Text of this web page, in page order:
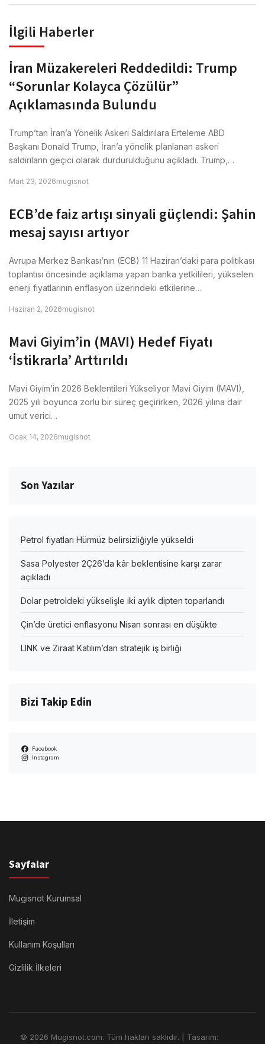
İlgili Haberler
İran Müzakereleri Reddedildi: Trump
“Sorunlar Kolayca Çözülür”
Açıklamasında Bulundu
Trump’tan İran’a Yönelik Askeri Saldırılara Erteleme ABD
Başkanı Donald Trump, İran’a yönelik planlanan askeri
saldırıların geçici olarak durdurulduğunu açıkladı. Trump,…
Mart 23, 2026mugisnot
ECB’de faiz artışı sinyali güçlendi: Şahin
mesaj sayısı artıyor
Avrupa Merkez Bankası’nın (ECB) 11 Haziran’daki para politikası
toplantısı öncesinde açıklama yapan banka yetkilileri, yükselen
enerji fiyatlarının enflasyon üzerindeki etkilerine…
Haziran 2, 2026mugisnot
Mavi Giyim’in (MAVI) Hedef Fiyatı
‘İstikrarla’ Arttırıldı
Mavi Giyim’in 2026 Beklentileri Yükseliyor Mavi Giyim (MAVI),
2025 yılı boyunca zorlu bir süreç geçirirken, 2026 yılına dair
umut verici…
Ocak 14, 2026mugisnot
Son Yazılar
Petrol fiyatları Hürmüz belirsizliğiyle yükseldi
Sasa Polyester 2Ç26’da kâr beklentisine karşı zarar
açıkladı
Dolar petroldeki yükselişle iki aylık dipten toparlandı
Çin’de üretici enflasyonu Nisan sonrası en düşükte
LINK ve Ziraat Katılım’dan stratejik iş birliği
Bizi Takip Edin
Facebook
Instagram
Sayfalar
Mugisnot Kurumsal
İletişim
Kullanım Koşulları
Gizlilik İlkeleri
© 2026 Mugisnot.com. Tüm hakları saklıdır. | Tasarım: